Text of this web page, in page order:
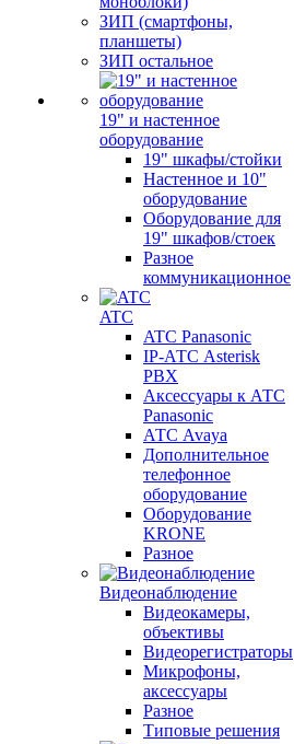
ЗИП (смартфоны,
планшеты)
ЗИП остальное
19" и настенное
оборудование
19" шкафы/стойки
Настенное и 10"
оборудование
Оборудование для
19" шкафов/стоек
Разное
коммуникационное
ATC
ATC Panasonic
IP-АТС Asterisk
PBX
Аксессуары к АТС
Panasonic
АТС Avaya
Дополнительное
телефонное
оборудование
Оборудование
KRONE
Разное
Видеонаблюдение
Видеокамеры,
объективы
Видеорегистраторы
Микрофоны,
аксессуары
Разное
Типовые решения